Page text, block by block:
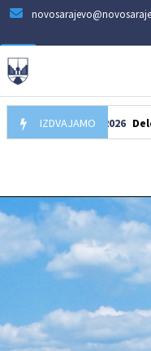
IZDVAJAMO
07.08.2026 Delegacija